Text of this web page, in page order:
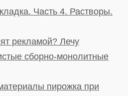
Часть 4. Растворы.
рекламой? Лечу
сборно-монолитные
пирожка при